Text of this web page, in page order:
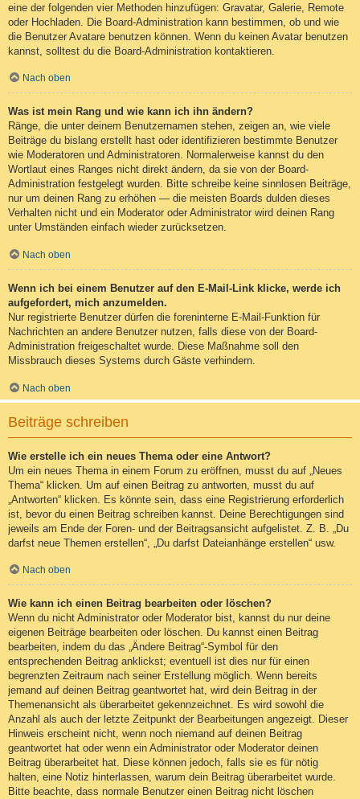
eine der folgenden vier Methoden hinzufügen: Gravatar, Galerie, Remote
oder Hochladen. Die Board-Administration kann bestimmen, ob und wie
die Benutzer Avatare benutzen können. Wenn du keinen Avatar benutzen
kannst, solltest du die Board-Administration kontaktieren.
Nach oben
Was ist mein Rang und wie kann ich ihn ändern?
Ränge, die unter deinem Benutzernamen stehen, zeigen an, wie viele
Beiträge du bislang erstellt hast oder identifizieren bestimmte Benutzer
wie Moderatoren und Administratoren. Normalerweise kannst du den
Wortlaut eines Ranges nicht direkt ändern, da sie von der Board-
Administration festgelegt wurden. Bitte schreibe keine sinnlosen Beiträge,
nur um deinen Rang zu erhöhen — die meisten Boards dulden dieses
Verhalten nicht und ein Moderator oder Administrator wird deinen Rang
unter Umständen einfach wieder zurücksetzen.
Nach oben
Wenn ich bei einem Benutzer auf den E-Mail-Link klicke, werde ich
aufgefordert, mich anzumelden.
Nur registrierte Benutzer dürfen die foreninterne E-Mail-Funktion für
Nachrichten an andere Benutzer nutzen, falls diese von der Board-
Administration freigeschaltet wurde. Diese Maßnahme soll den
Missbrauch dieses Systems durch Gäste verhindern.
Nach oben
Beiträge schreiben
Wie erstelle ich ein neues Thema oder eine Antwort?
Um ein neues Thema in einem Forum zu eröffnen, musst du auf „Neues
Thema“ klicken. Um auf einen Beitrag zu antworten, musst du auf
„Antworten“ klicken. Es könnte sein, dass eine Registrierung erforderlich
ist, bevor du einen Beitrag schreiben kannst. Deine Berechtigungen sind
jeweils am Ende der Foren- und der Beitragsansicht aufgelistet. Z. B. „Du
darfst neue Themen erstellen“, „Du darfst Dateianhänge erstellen“ usw.
Nach oben
Wie kann ich einen Beitrag bearbeiten oder löschen?
Wenn du nicht Administrator oder Moderator bist, kannst du nur deine
eigenen Beiträge bearbeiten oder löschen. Du kannst einen Beitrag
bearbeiten, indem du das „Ändere Beitrag“-Symbol für den
entsprechenden Beitrag anklickst; eventuell ist dies nur für einen
begrenzten Zeitraum nach seiner Erstellung möglich. Wenn bereits
jemand auf deinen Beitrag geantwortet hat, wird dein Beitrag in der
Themenansicht als überarbeitet gekennzeichnet. Es wird sowohl die
Anzahl als auch der letzte Zeitpunkt der Bearbeitungen angezeigt. Dieser
Hinweis erscheint nicht, wenn noch niemand auf deinen Beitrag
geantwortet hat oder wenn ein Administrator oder Moderator deinen
Beitrag überarbeitet hat. Diese können jedoch, falls sie es für nötig
halten, eine Notiz hinterlassen, warum dein Beitrag überarbeitet wurde.
Bitte beachte, dass normale Benutzer einen Beitrag nicht löschen